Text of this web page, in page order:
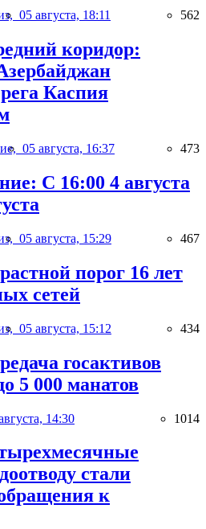
05 августа, 18:11 562
коридор:
Каспия
05 августа, 16:37 473
С 16:00 4 августа
05 августа, 15:29 467
порог 16 лет
сетей
05 августа, 15:12 434
госактивов
5 000 манатов
14:30 1014
стали
к